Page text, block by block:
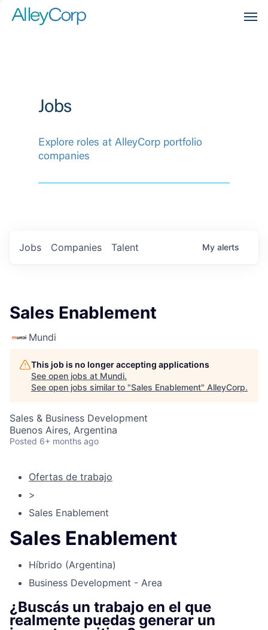
Jobs
Explore roles at AlleyCorp portfolio
companies
Jobs Companies Talent My alerts
Sales Enablement
Mundi
This job is no longer accepting applications
See open jobs at Mundi.
See open jobs similar to "Sales Enablement" AlleyCorp.
Sales & Business Development
Buenos Aires, Argentina
Posted 6+ months ago
Ofertas de trabajo
>
Sales Enablement
Sales Enablement
Híbrido (Argentina)
Business Development - Area
¿Buscás un trabajo en el que
realmente puedas generar un